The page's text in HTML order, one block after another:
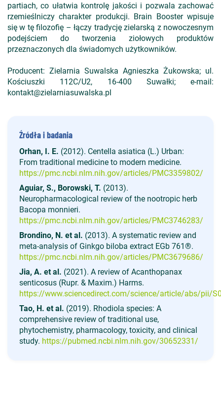
partiach, co ułatwia kontrolę jakości i pozwala zachować
rzemieślniczy charakter produkcji. Brain Booster wpisuje
się w tę filozofię – łączy tradycję zielarską z nowoczesnym
podejściem do tworzenia ziołowych produktów
przeznaczonych dla świadomych użytkowników.
Producent: Zielarnia Suwalska Agnieszka Żukowska; ul.
Kościuszki 112C/U2, 16-400 Suwałki; e-mail:
kontakt@zielarniasuwalska.pl
Źródła i badania
Orhan, I. E. (2012). Centella asiatica (L.) Urban:
From traditional medicine to modern medicine.
https://pmc.ncbi.nlm.nih.gov/articles/PMC3359802/
Aguiar, S., Borowski, T. (2013).
Neuropharmacological review of the nootropic herb
Bacopa monnieri.
https://pmc.ncbi.nlm.nih.gov/articles/PMC3746283/
Brondino, N. et al. (2013). A systematic review and
meta-analysis of Ginkgo biloba extract EGb 761®.
https://pmc.ncbi.nlm.nih.gov/articles/PMC3679686/
Jia, A. et al. (2021). A review of Acanthopanax
senticosus (Rupr. & Maxim.) Harms.
https://www.sciencedirect.com/science/article/abs/pii/
Tao, H. et al. (2019). Rhodiola species: A
comprehensive review of traditional use,
phytochemistry, pharmacology, toxicity, and clinical
study. https://pubmed.ncbi.nlm.nih.gov/30652331/